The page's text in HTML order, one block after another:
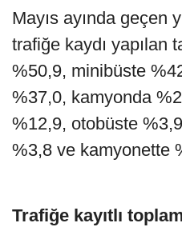
Mayıs ayında geçen
trafiğe kaydı yapılan
%50,9, minibüste
%37,0, kamyonda
%12,9, otobüste
%3,8 ve kamyonette
Trafiğe kayıtlı